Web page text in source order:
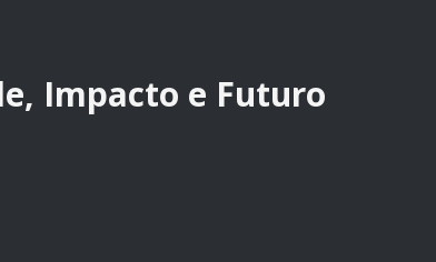
Impacto e Futuro